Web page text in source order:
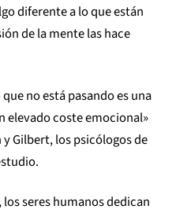
diferente a lo que están
de la mente las hace
no está pasando es una
elevado coste emocional»
Gilbert, los psicólogos de
seres humanos dedican